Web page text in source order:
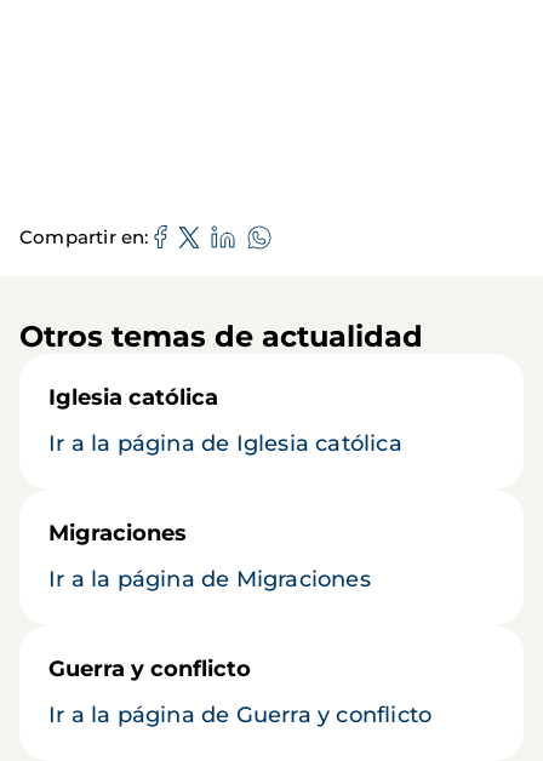
Compartir en
Otros temas de actualidad
Iglesia católica
Ir a la página de Iglesia católica
Migraciones
Ir a la página de Migraciones
Guerra y conflicto
Ir a la página de Guerra y conflicto